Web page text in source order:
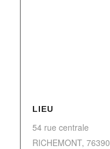
LIEU
54 rue centrale
RICHEMONT, 76390